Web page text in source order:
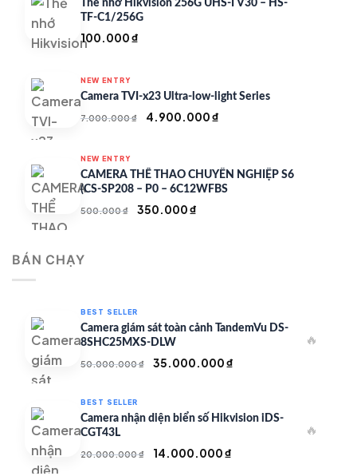
Thẻ nhớ Hikvision 256G UHS-I V30 – HS-
TF-C1/256G
100.000₫
NEW ENTRY
Camera TVI-x23 Ultra-low-light Series
7.000.000₫
Giá
7.000.000 ₫.
4.900.000₫
là:
4.900.000 ₫.
NEW ENTRY
CAMERA THỂ THAO CHUYÊN NGHIỆP S6
(CS-SP208 – P0 – 6C12WFBS
500.000₫
Giá
350.000₫
BÁN CHẠY
BEST SELLER
Camera giám sát toàn cảnh TandemVu DS-
8SHC25MXS-DLW
50.000.000₫
Giá
50.000.000 ₫.
35.000.000₫
là:
35.000.000 ₫.
🔥
BEST SELLER
Camera nhận diện biển số Hikvision iDS-
CGT43L
20.000.000₫
Giá
14.000.000₫
🔥